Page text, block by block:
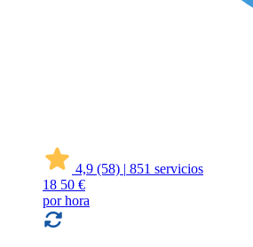
4,9 (58) | 851 servicios
18 50 €
por hora